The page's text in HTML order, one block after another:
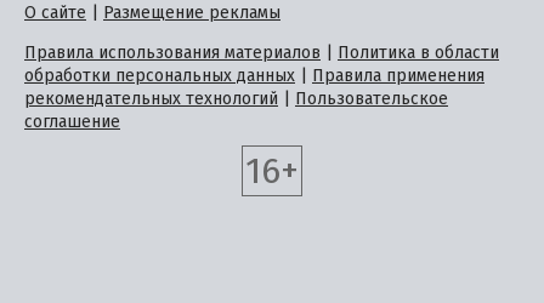
О сайте
Размещение рекламы
Правила использования материалов
Политика в области
обработки персональных данных
Правила применения
рекомендательных технологий
Пользовательское
соглашение
16+